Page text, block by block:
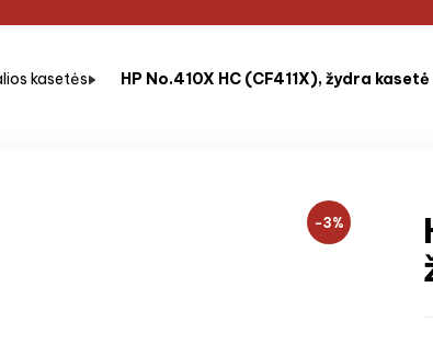
kasetės HP No.410X HC (CF411X), žydra kasetė
−3%